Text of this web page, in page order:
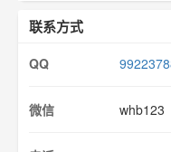
联系方式
QQ
微信 whb123